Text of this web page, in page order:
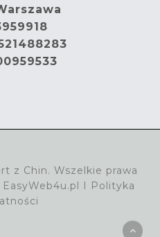
z Chin. Wszelkie prawa
EasyWeb4u.pl I Polityka